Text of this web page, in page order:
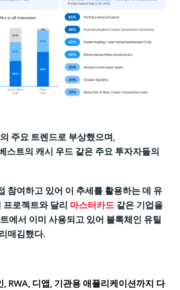
주요 트렌드로 부상했으며,
스트의 캐시 우드 같은 주요 투자자들의
참여하고 있어 이 추세를 활용하는 데 유
프로젝트와 달리 마스터카드 같은 기업을
에서 이미 사용되고 있어 블록체인 유틸
매김했다.
, RWA, 디앱, 기관용 애플리케이션까지 다